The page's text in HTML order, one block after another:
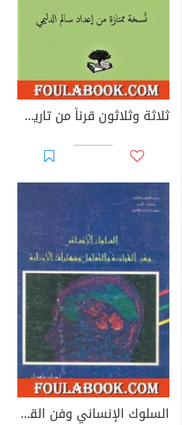
ثلاثة وثلاثون قرناً من تاريخ الأمازيغيين - نسخة ممتازة من إعداد سالم الدليمي
السلوك الإنساني وفن القيادة والتعامل ومهارات الإدارة